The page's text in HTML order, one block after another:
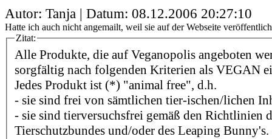
Autor: Tanja | Datum: 08.12.2006 20:27:10
Hatte ich auch nicht angemailt, weil sie auf der Webseite
Zitat:
Alle Produkte, die auf Veganopolis angeboten
sorgfältig nach folgenden Kriterien als VEGAN
Jedes Produkt ist (*) "animal free", d.h.
- sie sind frei von sämtlichen tier-ischen/lichen
- sie sind tierversuchsfrei gemäß den Richtlinien
Tierschutzbundes und/oder des Leaping Bunny's.